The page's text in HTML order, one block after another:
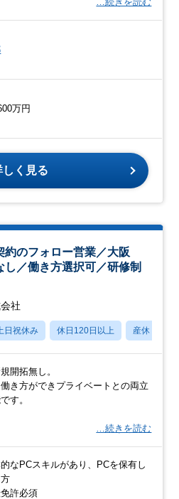
万円
しく見る
のフォロー営業／大阪
／働き方選択可／研修制
社
日祝休み 休日120日以上 産休・育休
拓無し。
き方ができプライベートとの両立
す。
…続きを読む
なPCスキルがあり、PCを保有し
許必須